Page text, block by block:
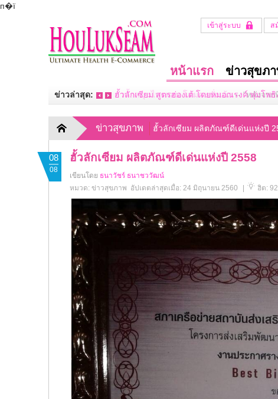
п�ї
เข้าสู่ระบบ ส
หน้าแรก ข่าวสุขภ
ข่าวล่าสุด: ฮั้วลักเซียม สูตรฮ่องเต้ โดยหมอณรงค์ พุ่มโพธิ
ข่าวสุขภาพ ฮั้วลักเซียม ผลิตภัณฑ์ดีเด่นแห่งปี
ฮั้วลักเซียม ผลิตภัณฑ์ดีเด่นแห่งปี 2558
เขียนโดย ธนาวัชร์ ธนาชววัฒน์
หมวด: ข่าวสุขภาพ
08
08
อัปเดตล่าสุดเมื่อ: 24 มิถุนายน 2560 ฮิต: